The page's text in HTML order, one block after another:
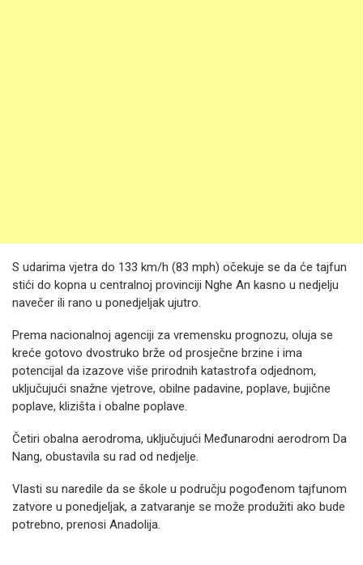
S udarima vjetra do 133 km/h (83 mph) očekuje se da će tajfun
stići do kopna u centralnoj provinciji Nghe An kasno u nedjelju
navečer ili rano u ponedjeljak ujutro.
Prema nacionalnoj agenciji za vremensku prognozu, oluja se
kreće gotovo dvostruko brže od prosječne brzine i ima
potencijal da izazove više prirodnih katastrofa odjednom,
uključujući snažne vjetrove, obilne padavine, poplave, bujične
poplave, klizišta i obalne poplave.
Četiri obalna aerodroma, uključujući Međunarodni aerodrom Da
Nang, obustavila su rad od nedjelje.
Vlasti su naredile da se škole u području pogođenom tajfunom
zatvore u ponedjeljak, a zatvaranje se može produžiti ako bude
potrebno, prenosi Anadolija.